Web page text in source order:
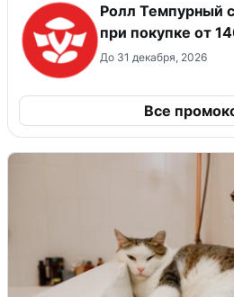
Ролл Темпурный
при покупке от
До 31 декабря, 2026
Все